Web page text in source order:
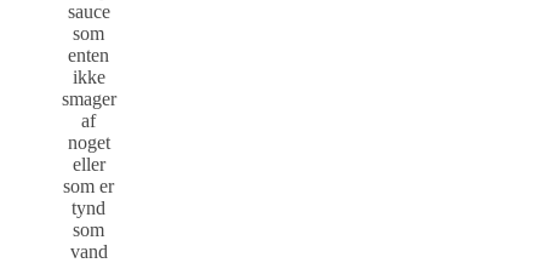
sauce
som
enten
ikke
smager
af
noget
eller
som er
tynd
som
vand